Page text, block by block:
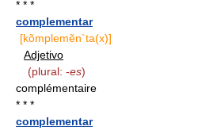
* * *
complementar
[kõmplemẽn`ta(x)]
Adjetivo
(plural: -es)
complémentaire
* * *
complementar